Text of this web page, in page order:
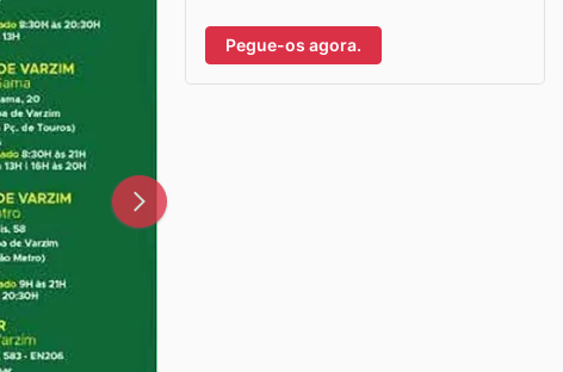
Pegue-os agora.